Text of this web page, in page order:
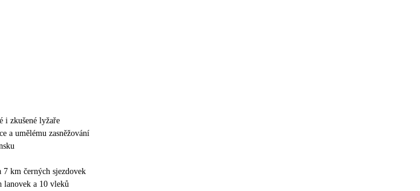
i zkušené lyžaře
a umělému zasněžování
km černých sjezdovek
lanovek a 10 vleků